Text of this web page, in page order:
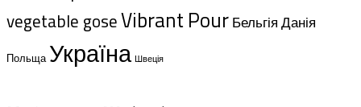
vegetable goseVibrant PourБельгіяДанія
Польща Україна Швеція